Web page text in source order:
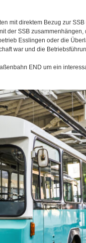
mit direktem Bezug zur
der SSB
Esslingen oder die
war und die
END um ein